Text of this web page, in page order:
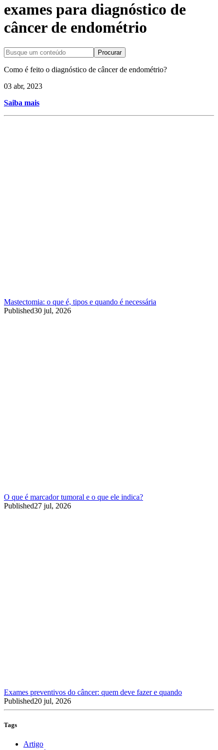
exames para diagnóstico de
câncer de endométrio
Procurar
Como é feito o diagnóstico de câncer de endométrio?
03 abr, 2023
Saiba mais
Mastectomia: o que é, tipos e quando é necessária
Published30 jul, 2026
O que é marcador tumoral e o que ele indica?
Published27 jul, 2026
Exames preventivos do câncer: quem deve fazer e quando
Published20 jul, 2026
Tags
Artigo